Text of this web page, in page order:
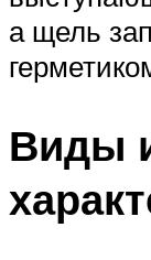
а щель
Виды